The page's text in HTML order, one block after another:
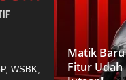
WSBK,
Matik
Fitur Udah